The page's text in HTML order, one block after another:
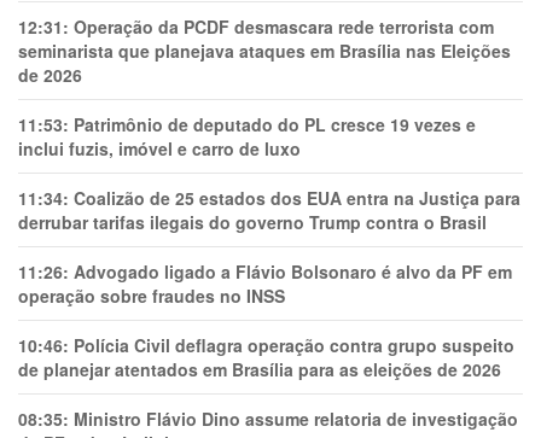
12:31: Operação da PCDF desmascara rede terrorista com
seminarista que planejava ataques em Brasília nas Eleições
de 2026
11:53: Patrimônio de deputado do PL cresce 19 vezes e
inclui fuzis, imóvel e carro de luxo
11:34: Coalizão de 25 estados dos EUA entra na Justiça para
derrubar tarifas ilegais do governo Trump contra o Brasil
11:26: Advogado ligado a Flávio Bolsonaro é alvo da PF em
operação sobre fraudes no INSS
10:46: Polícia Civil deflagra operação contra grupo suspeito
de planejar atentados em Brasília para as eleições de 2026
08:35: Ministro Flávio Dino assume relatoria de investigação